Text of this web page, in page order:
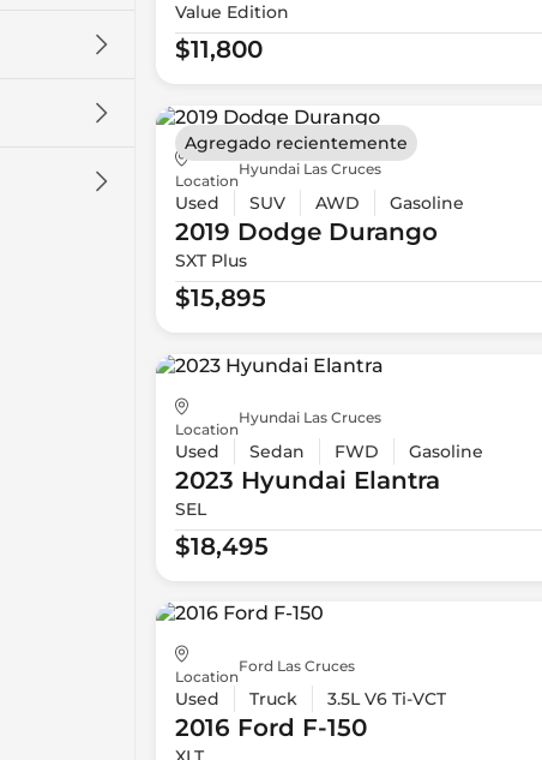
Value Edition
$11,800
Location
Hyundai Las Cruces
Used SUV AWD Gasoline
2019 DodgeDurango
SXT Plus
$15,895
Agregado recientemente
Location
Hyundai Las Cruces
Used Sedan FWD Gasoline
2023 Hyundai Elantra
SEL
$18,495
Location
Ford Las Cruces
Used Truck 3.5L V6 Ti-VCT
2016 Ford F-150